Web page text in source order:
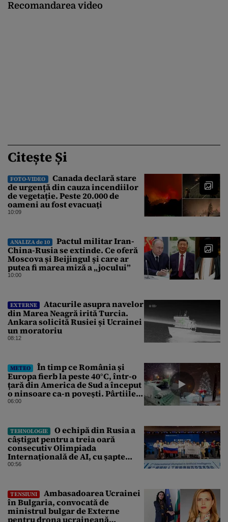
Recomandarea video
Citește Și
FOTO-VIDEO
Canada declară stare
de urgență din cauza incendiilor
de vegetație. Peste 20.000 de
oameni au fost evacuați
10:09
ANALIZA de 10
Pactul militar Iran-
China-Rusia se extinde. Ce oferă
Moscova și Beijingul și care ar
putea fi marea miză a „jocului”
10:00
EXTERNE
Atacurile asupra navelor
din Marea Neagră irită Turcia.
Ankara solicită Rusiei și Ucrainei
un moratoriu
08:12
METEO
În timp ce România și
Europa fierb la peste 40°C, într-o
țară din America de Sud a început
o ninsoare ca-n povești. Pârtiile
s-au umplut de schiori
06:00
TEHNOLOGIE
O echipă din Rusia a
câștigat pentru a treia oară
consecutiv Olimpiada
Internațională de AI, cu șapte
medalii din aur și una de bronz
00:56
TENSIUNI
Ambasadoarea Ucrainei
în Bulgaria, convocată de
ministrul bulgar de Externe
pentru drona ucraineană